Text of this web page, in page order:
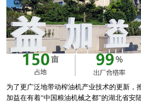
为了更广泛地带动榨油机产业技术的更新，
加益在有着“中国粮油机械之都”的湖北省安